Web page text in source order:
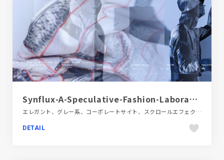
Synflux-A-Speculative-Fashion-Laboratory-based-in-Tokyo
エレガント、グレー系、コーポレートサイト、スクロールエフェクト、スタイリッシュ、テクノロジー・サイエンス、デザイン・アート・音楽・文芸、ファッション・ビューティー、ブルー系、ホワイト系、大きめ写真
DETAIL